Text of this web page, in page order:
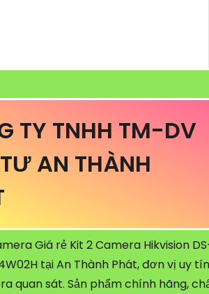
TY TNHH TM-DV
AN THÀNH
Giá rẻ Kit 2 Camera Hikvision
tại An Thành Phát, đơn vị uy tín
quan sát. Sản phẩm chính hãng,